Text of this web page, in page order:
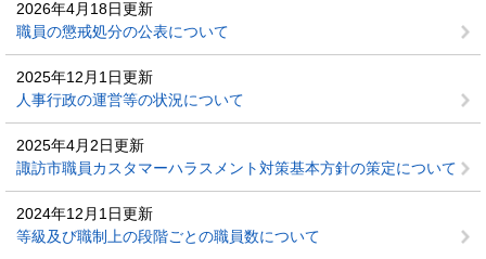
2026年4月18日更新
職員の懲戒処分の公表について
2025年12月1日更新
人事行政の運営等の状況について
2025年4月2日更新
諏訪市職員カスタマーハラスメント対策基本方針の策定について
2024年12月1日更新
等級及び職制上の段階ごとの職員数について